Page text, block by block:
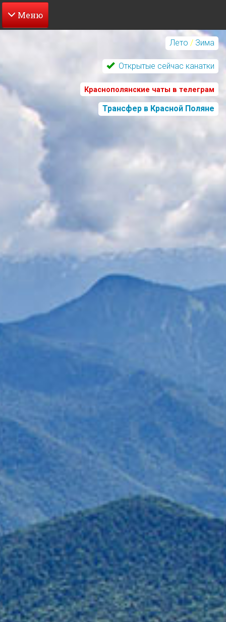
Перейти
содержанию
Лето / Зима
Открытые сейчас канатки
Краснополянские чаты в телеграм
Трансфер в Красной Поляне